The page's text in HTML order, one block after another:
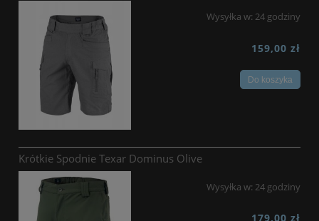
Wysyłka w: 24 godziny
159,00 zł
Do koszyka
Krótkie Spodnie Texar Dominus Olive
Wysyłka w: 24 godziny
179,00 zł